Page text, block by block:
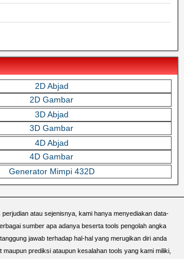
2D Abjad
2D Gambar
3D Abjad
3D Gambar
4D Abjad
4D Gambar
Generator Mimpi 432D
atau sejenisnya, kami hanya menyediakan data-
sumber apa adanya beserta tools pengolah angka
jawab terhadap hal-hal yang merugikan diri anda
prediksi ataupun kesalahan tools yang kami miliki,